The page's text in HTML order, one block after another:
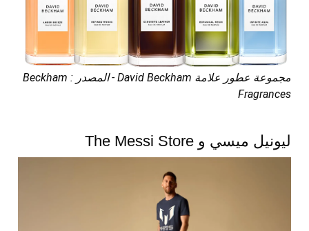
مجموعة عطور علامة David Beckham - المصدر : Beckham
Fragrances
ليونيل ميسي و The Messi Store